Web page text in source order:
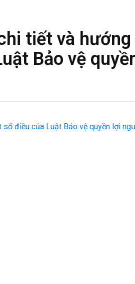
tiết và hướng
Bảo vệ
điều của Luật Bảo vệ quyền lợi